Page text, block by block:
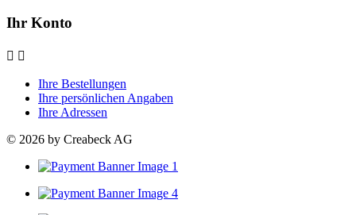
Ihr Konto
 
Ihre Bestellungen
Ihre persönlichen Angaben
Ihre Adressen
© 2026 by Creabeck AG